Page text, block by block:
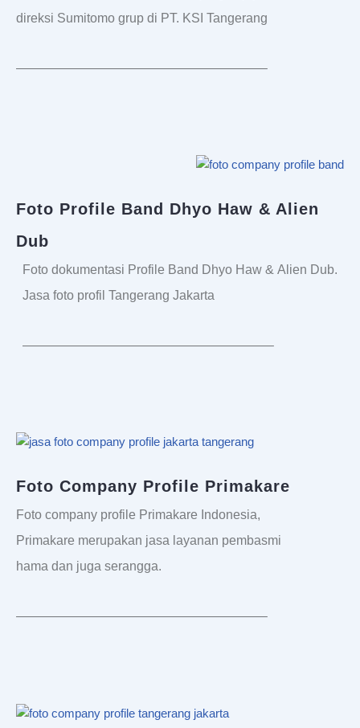
direksi Sumitomo grup di PT. KSI Tangerang
———————————————————–
Foto Profile Band Dhyo Haw & Alien
Dub
Foto dokumentasi Profile Band Dhyo Haw & Alien Dub.
Jasa foto profil Tangerang Jakarta
———————————————————–
Foto Company Profile Primakare
Foto company profile Primakare Indonesia,
Primakare merupakan jasa layanan pembasmi
hama dan juga serangga.
———————————————————–